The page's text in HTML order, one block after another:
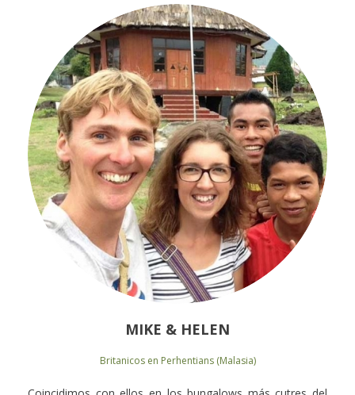
MIKE & HELEN
Britanicos en Perhentians (Malasia)